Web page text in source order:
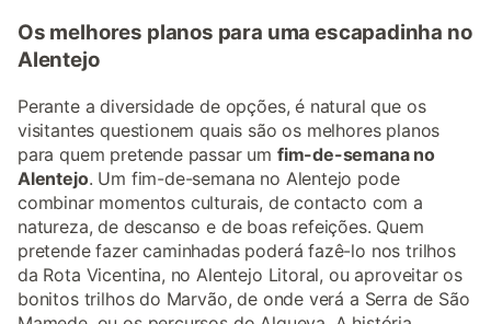
Os melhores planos para uma escapadinha no
Alentejo
Perante a diversidade de opções, é natural que os
visitantes questionem quais são os melhores planos
para quem pretende passar um fim-de-semana no
Alentejo. Um fim-de-semana no Alentejo pode
combinar momentos culturais, de contacto com a
natureza, de descanso e de boas refeições. Quem
pretende fazer caminhadas poderá fazê-lo nos trilhos
da Rota Vicentina, no Alentejo Litoral, ou aproveitar os
bonitos trilhos do Marvão, de onde verá a Serra de São